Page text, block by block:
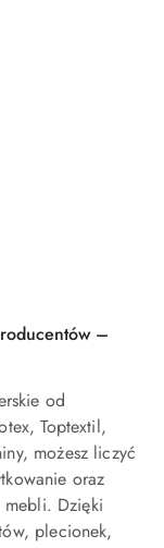
–
od
Toptextil,
możesz liczyć
oraz
mebli. Dzięki
plecionek,